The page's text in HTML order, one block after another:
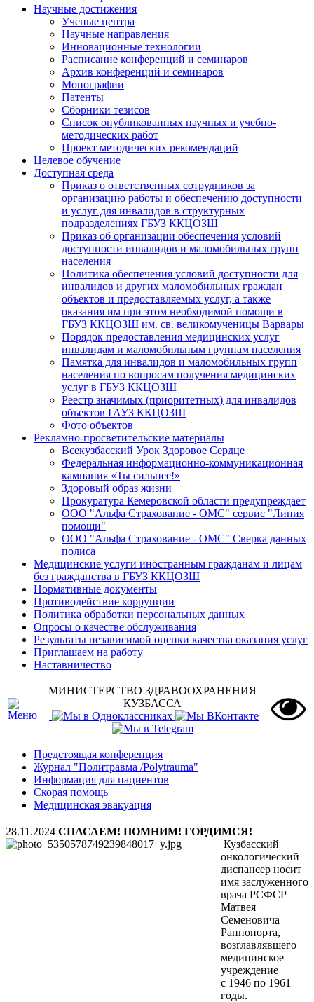
Научные достижения
Ученые центра
Научные направления
Инновационные технологии
Расписание конференций и семинаров
Архив конференций и семинаров
Монографии
Патенты
Сборники тезисов
Список опубликованных научных и учебно-
методических работ
Проект методических рекомендаций
Целевое обучение
Доступная среда
Приказ о ответственных сотрудников за
организацию работы и обеспечению доступности
и услуг для инвалидов в структурных
подразделениях ГБУЗ ККЦОЗШ
Приказ об организации обеспечения условий
доступности инвалидов и маломобильных групп
населения
Политика обеспечения условий доступности для
инвалидов и других маломобильных граждан
объектов и предоставляемых услуг, а также
оказания им при этом необходимой помощи в
ГБУЗ ККЦОЗШ им. св. великомученицы Варвары
Порядок предоставления медицинских услуг
инвалидам и маломобильным группам населения
Памятка для инвалидов и маломобильных групп
населения по вопросам получения медицинских
услуг в ГБУЗ ККЦОЗШ
Реестр значимых (приоритетных) для инвалидов
объектов ГАУЗ ККЦОЗШ
Фото объектов
Рекламно-просветительские материалы
Всекузбасский Урок Здоровое Сердце
Федеральная информационно-коммуникационная
кампания «Ты сильнее!»
Здоровый образ жизни
Прокуратура Кемеровской области предупреждает
ООО "Альфа Страхование - ОМС" сервис "Линия
помощи"
ООО "Альфа Страхование - ОМС" Сверка данных
полиса
Медицинские услуги иностранным гражданам и лицам
без гражданства в ГБУЗ ККЦОЗШ
Нормативные документы
Противодействие коррупции
Политика обработки персональных данных
Опросы о качестве обслуживания
Результаты независимой оценки качества оказания услуг
Приглашаем на работу
Наставничество
МИНИСТЕРСТВО ЗДРАВООХРАНЕНИЯ
КУЗБАССА
Предстоящая конференция
Журнал "Политравма /Polytrauma"
Информация для пациентов
Скорая помощь
Медицинская эвакуация
28.11.2024 СПАСАЕМ! ПОМНИМ! ГОРДИМСЯ!
Кузбасский
онкологический
диспансер носит
имя заслуженного
врача РСФСР
Матвея
Семеновича
Раппопорта,
возглавлявшего
медицинское
учреждение
с 1946 по 1961
годы.